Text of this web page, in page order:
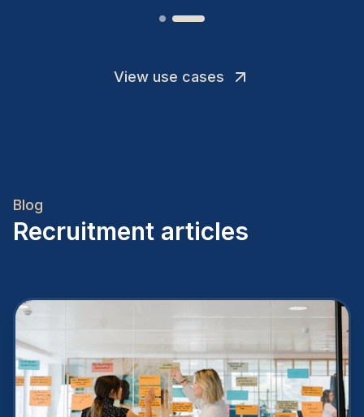
View use cases
Blog
Recruitment articles